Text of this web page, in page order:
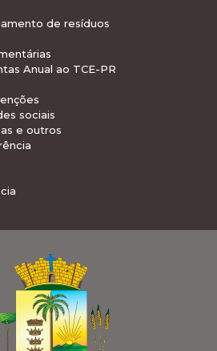
de resíduos
Anual ao TCE-PR
sociais
e outros